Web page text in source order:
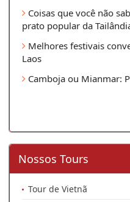
Coisas que você não
prato popular da
Melhores festivais
Laos
Camboja ou Mianmar:
Nossos Tours
Tour de Vietnã